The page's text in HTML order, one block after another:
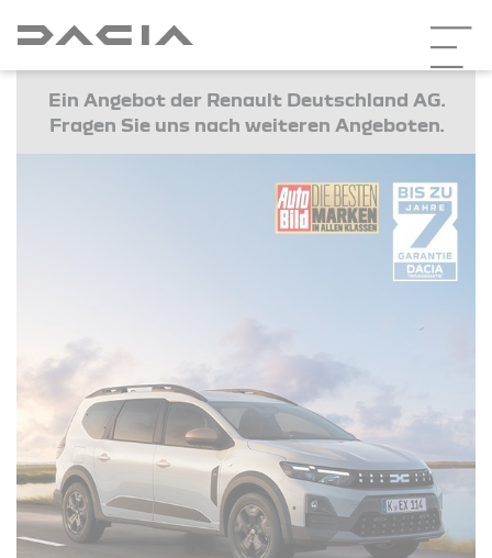
Ein Angebot der Renault Deutschland AG.
Fragen Sie uns nach weiteren Angeboten.